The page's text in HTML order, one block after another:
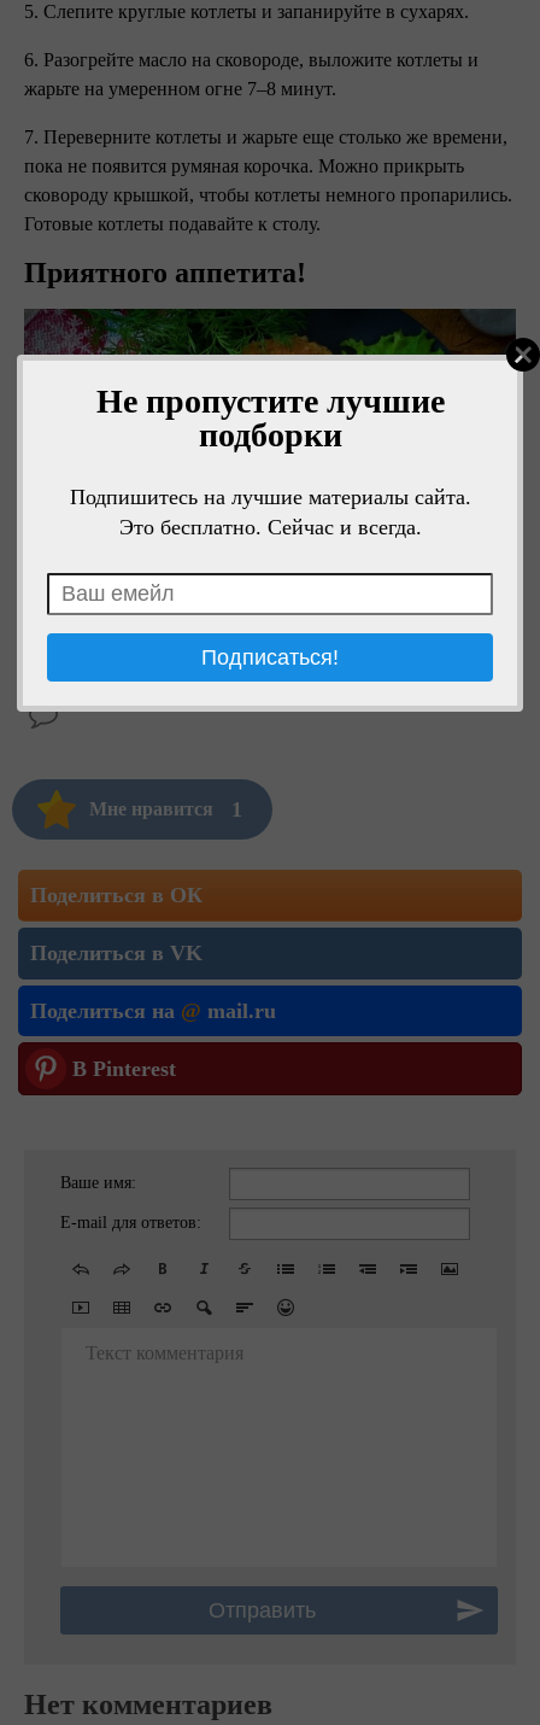
Не пропустите лучшие
подборки
Подпишитесь на лучшие материалы сайта.
Это бесплатно. Сейчас и всегда.
5. Слепите круглые котлеты и запанируйте в сухарях.
6. Разогрейте масло на сковороде, выложите котлеты и
жарьте на умеренном огне 7–8 минут.
7. Переверните котлеты и жарьте еще столько же времени,
пока не появится румяная корочка. Можно прикрыть
сковороду крышкой, чтобы котлеты немного пропарились.
Готовые котлеты подавайте к столу.
Приятного аппетита!
Мне нравится 1
Поделиться в ОК
Поделиться в VK
Поделиться на @ mail.ru
В Pinterest
Ваше имя:
E-mail для ответов:
Текст комментария
Нет комментариев